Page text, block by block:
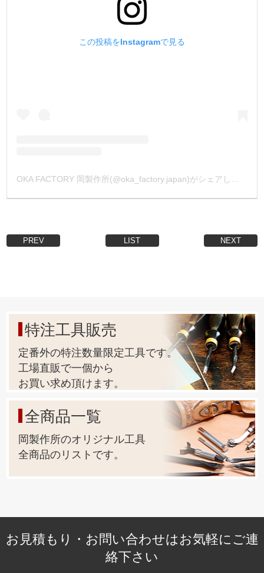
この投稿をInstagramで見る
PREV LIST NEXT
特注工具販売
定番外の特注数量限定工具です。
工場直販で一個から
お買い求め頂けます。
全商品一覧
岡製作所のオリジナル工具
全商品のリストです。
お見積もり・お問い合わせはお気軽にご連
絡下さい